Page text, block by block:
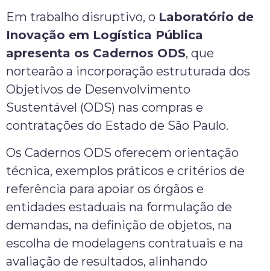
Em trabalho disruptivo, o Laboratório de
Inovação em Logística Pública
apresenta os Cadernos ODS, que
nortearão a incorporação estruturada dos
Objetivos de Desenvolvimento
Sustentável (ODS) nas compras e
contratações do Estado de São Paulo.
Os Cadernos ODS oferecem orientação
técnica, exemplos práticos e critérios de
referência para apoiar os órgãos e
entidades estaduais na formulação de
demandas, na definição de objetos, na
escolha de modelagens contratuais e na
avaliação de resultados, alinhando